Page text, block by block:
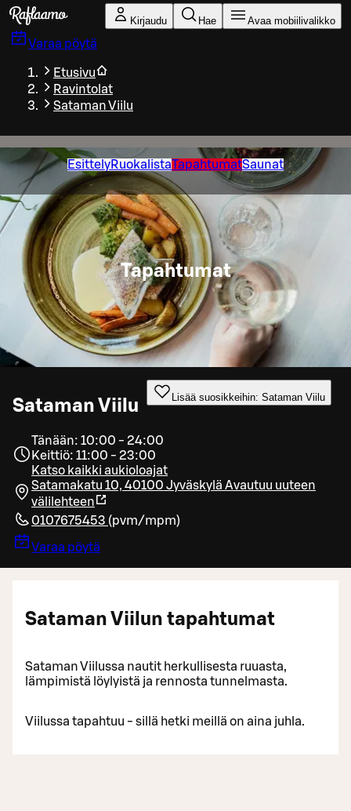
Siirry pääsisältöön
Kirjaudu Hae Avaa mobiilivalikko
Varaa pöytä
Etusivu
Ravintolat
Sataman Viilu
EsittelyRuokalistaTapahtumatSaunat
Tapahtumat
Sataman Viilu Lisää suosikkeihin: Sataman Viilu
Tänään: 10:00 - 24:00
Keittiö: 11:00 - 23:00
Katso kaikki aukioloajat
Satamakatu 10, 40100 Jyväskylä Avautuu uuteen
välilehteen
0107675453 (pvm/mpm)
Varaa pöytä
Sataman Viilun tapahtumat
Sataman Viilussa nautit herkullisesta ruuasta,
lämpimistä löylyistä ja rennosta tunnelmasta.
Viilussa tapahtuu - sillä hetki meillä on aina juhla.